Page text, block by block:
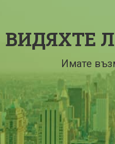
ВИДЯХТЕ
Имате